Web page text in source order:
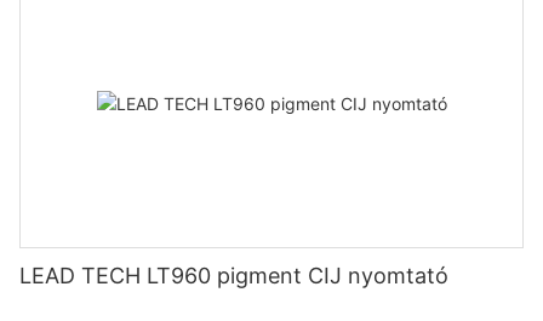
LEAD TECH LT960 pigment CIJ nyomtató